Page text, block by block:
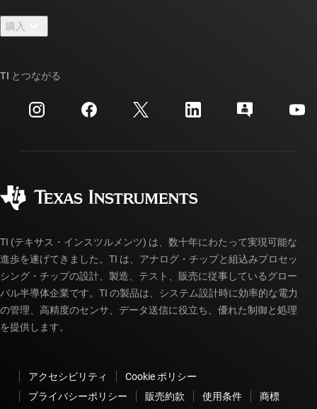
ニュース
イベント
投資家向け情報
TI E2E™ 設計サポート・フォーラム
クロスリファレンス検索
カスタマー・サポート・センター
myTI アカウントの FAQ
購入
ご注文に関する FAQ
TI とつながる
TI (テキサス・インスツルメンツ) は、数十年にわたって実現可能な
進歩を遂げてきました。TI は、アナログ・チップと組込みプロセッ
シング・チップの設計、製造、テスト、販売に従事しているグロー
バル半導体企業です。TI の製品は、システム設計時に効率的な電力
の管理、高精度のセンサ、データ送信に役立ち、優れた制御と処理
を提供します。
アクセシビリティ
Cookie ポリシー
プライバシーポリシー
販売約款 使用条件
商標